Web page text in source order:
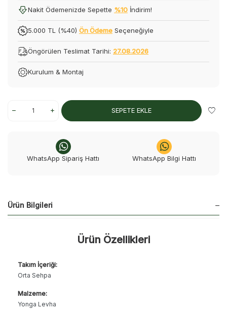
Nakit Ödemenizde Sepette %10 İndirim!
5.000 TL (%40) Ön Ödeme Seçeneğiyle
Öngörülen Teslimat Tarihi: 27.08.2026
Kurulum & Montaj
SEPETE EKLE
WhatsApp Sipariş Hattı WhatsApp Bilgi Hattı
Ürün Bilgileri
Ürün Özellikleri
Takım İçeriği:
Orta Sehpa
Malzeme:
Yonga Levha